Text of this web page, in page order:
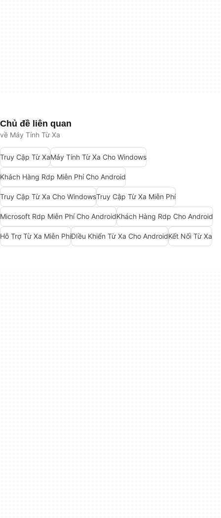
Chủ đề liên quan
về Máy Tính Từ Xa
Truy Cập Từ XaMáy Tính Từ Xa Cho Windows
Khách Hàng Rdp Miễn Phí Cho Android
Truy Cập Từ Xa Cho WindowsTruy Cập Từ Xa Miễn Phí
Microsoft Rdp Miễn Phí Cho AndroidKhách Hàng Rdp Cho Android
Hỗ Trợ Từ Xa Miễn PhíĐIều Khiển Từ Xa Cho AndroidKết Nối Từ Xa